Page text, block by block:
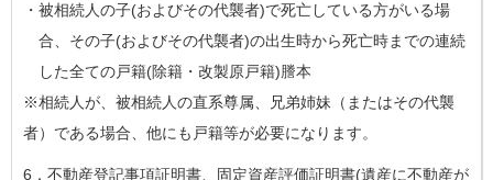
・被相続人の子(およびその代襲者)で死亡している方がいる場
合、その子(およびその代襲者)の出生時から死亡時までの連続
した全ての戸籍(除籍・改製原戸籍)謄本
※相続人が、被相続人の直系尊属、兄弟姉妹（またはその代襲
者）である場合、他にも戸籍等が必要になります。
6．不動産登記事項証明書、固定資産評価証明書(遺産に不動産が